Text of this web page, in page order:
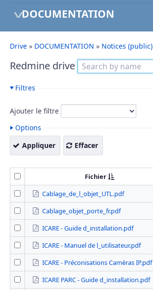
DOCUMENTATION
Drive » DOCUMENTATION » Notices (public)
Redmine drive
Filtres
Ajouter le filtre
Options
Appliquer
Effacer
Fichier
Cablage_de_l_objet_UTL.pdf
Cablage_objet_porte_fr.pdf
ICARE - Guide d_installation.pdf
ICARE - Manuel de l_utilisateur.pdf
ICARE - Préconisations Caméras IP.pdf
ICARE PARC - Guide d_installation.pdf